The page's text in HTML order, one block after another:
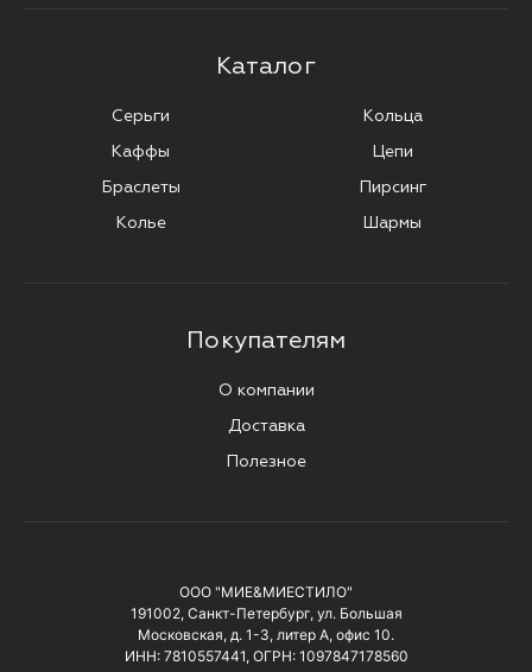
Каталог
Серьги
Каффы
Браслеты
Колье
Кольца
Цепи
Пирсинг
Шармы
Покупателям
О компании
Доставка
Полезное
ООО "МИЕ&МИЕСТИЛО"
191002, Санкт-Петербург, ул. Большая
Московская, д. 1-3, литер А, офис 10.
ИНН: 7810557441, ОГРН: 1097847178560